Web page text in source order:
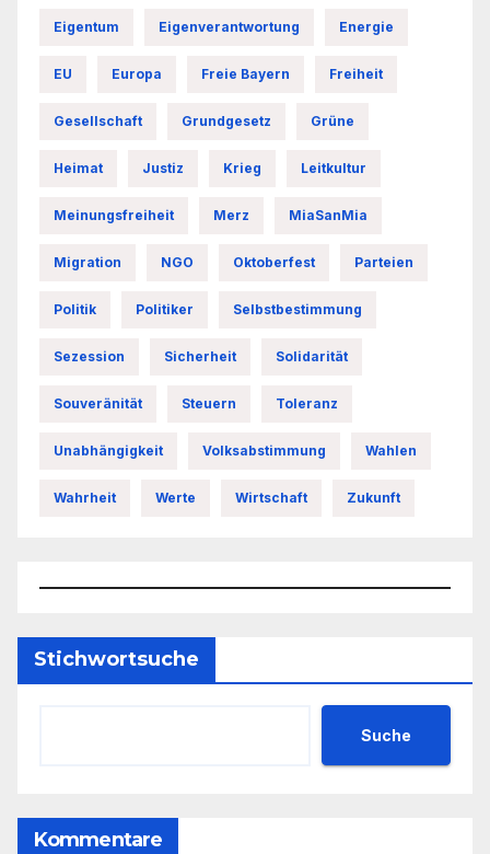
Eigentum Eigenverantwortung Energie
EU Europa Freie Bayern Freiheit
Gesellschaft Grundgesetz Grüne
Heimat Justiz Krieg Leitkultur
Meinungsfreiheit Merz MiaSanMia
Migration NGO Oktoberfest Parteien
Politik Politiker Selbstbestimmung
Sezession Sicherheit Solidarität
Souveränität Steuern Toleranz
Unabhängigkeit Volksabstimmung Wahlen
Wahrheit Werte Wirtschaft Zukunft
Stichwortsuche
Suche
Kommentare